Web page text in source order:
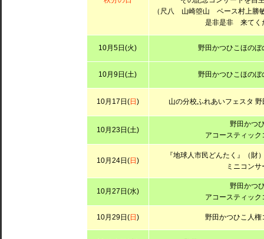
（尺八 山崎箜山 ベース村上勝
是非是非 来てく
10月5日(火) 野田かつひこほのぼ
10月9日(土) 野田かつひこほのぼ
10月17日(日 ) 山の分校ふれあいフェスタ
10月23日(土)
野田かつ
アコースティック
10月24日(日 )
『地球人市民どんたく』（財
ミニコンサ
10月27日(水)
野田かつ
アコースティック
10月29日(日 ) 野田かつひこ人権